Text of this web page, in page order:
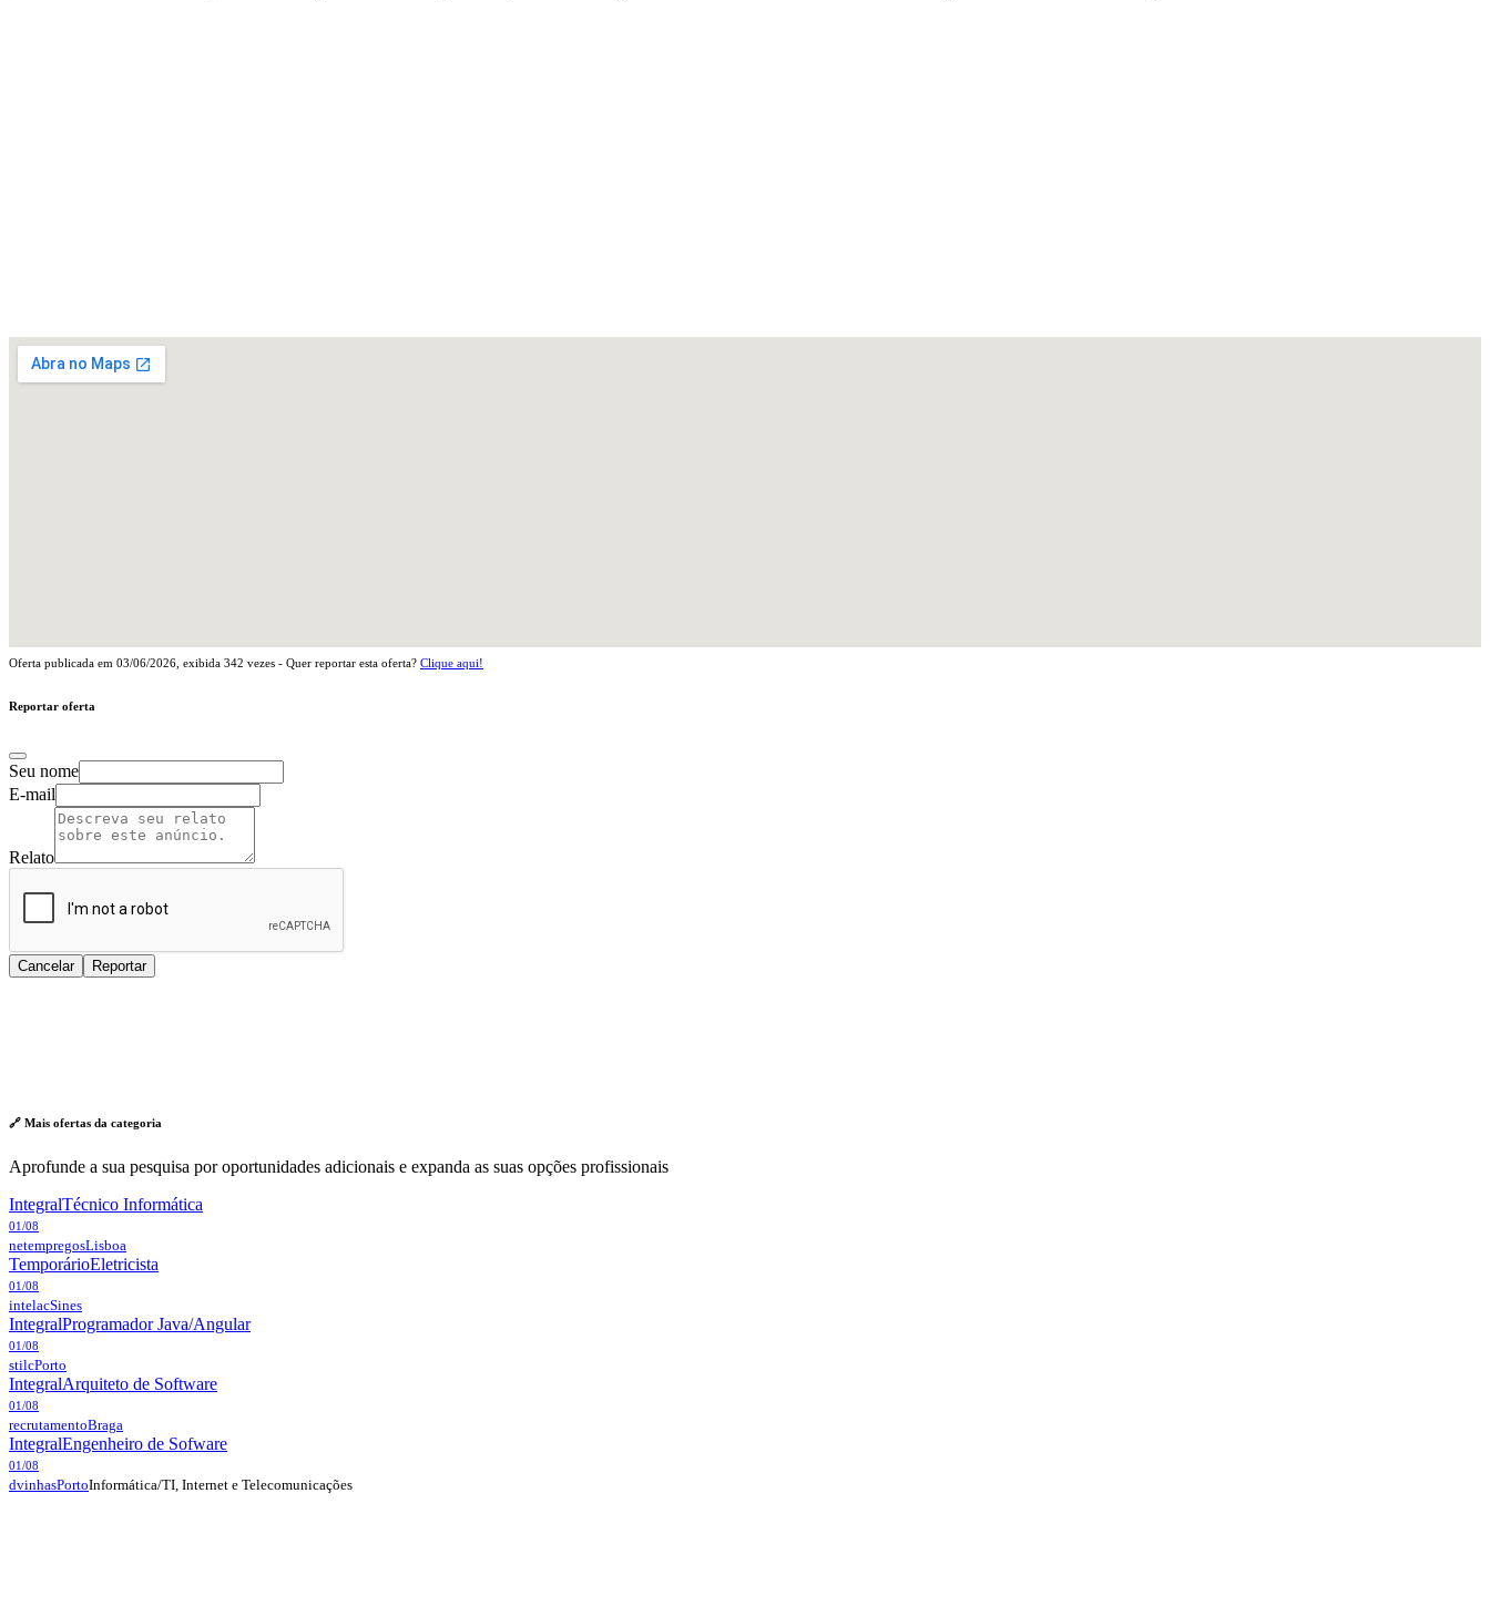
Oferta publicada em 03/06/2026 , exibida 342 vezes - Quer reportar esta oferta? Clique aqui!
Reportar oferta
Seu nome
E-mail
Relato
Cancelar Reportar
🔗 Mais ofertas da categoria
Aprofunde a sua pesquisa por oportunidades adicionais e expanda as suas opções profissionais
IntegralTécnico Informática
01/08
netempregosLisboa
TemporárioEletricista
01/08
intelacSines
IntegralProgramador Java/Angular
01/08
stilcPorto
IntegralArquiteto de Software
01/08
recrutamentoBraga
IntegralEngenheiro de Sofware
01/08
dvinhasPortoInformática/TI, Internet e Telecomunicações